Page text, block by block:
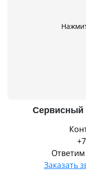
Сервисный
Заказать